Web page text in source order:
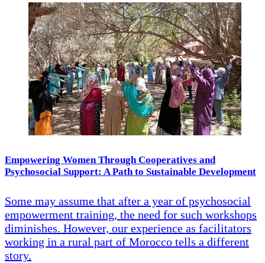
Empowering Women Through Cooperatives and
Psychosocial Support: A Path to Sustainable Development
Some may assume that after a year of psychosocial
empowerment training, the need for such workshops
diminishes. However, our experience as facilitators
working in a rural part of Morocco tells a different
story.